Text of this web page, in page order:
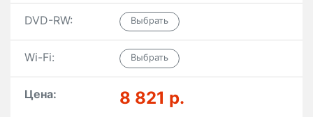
DVD-RW:
Wi-Fi:
Цена: 8 821 р.